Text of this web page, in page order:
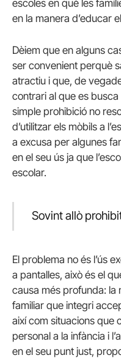
escoles en què les
en la manera d’educar
Dèiem que en alguns
ser convenient perquè
atractiu i que, de
contrari al que es
simple prohibició no
d’utilitzar els mòbils a
a excusa per algunes
en el seu ús ja que
escolar.
Sovint allò
El problema no és l’ús
a pantalles, això és el
causa més profunda: la
familiar que integri
així com situacions que
personal a la infància i
en el seu punt just,